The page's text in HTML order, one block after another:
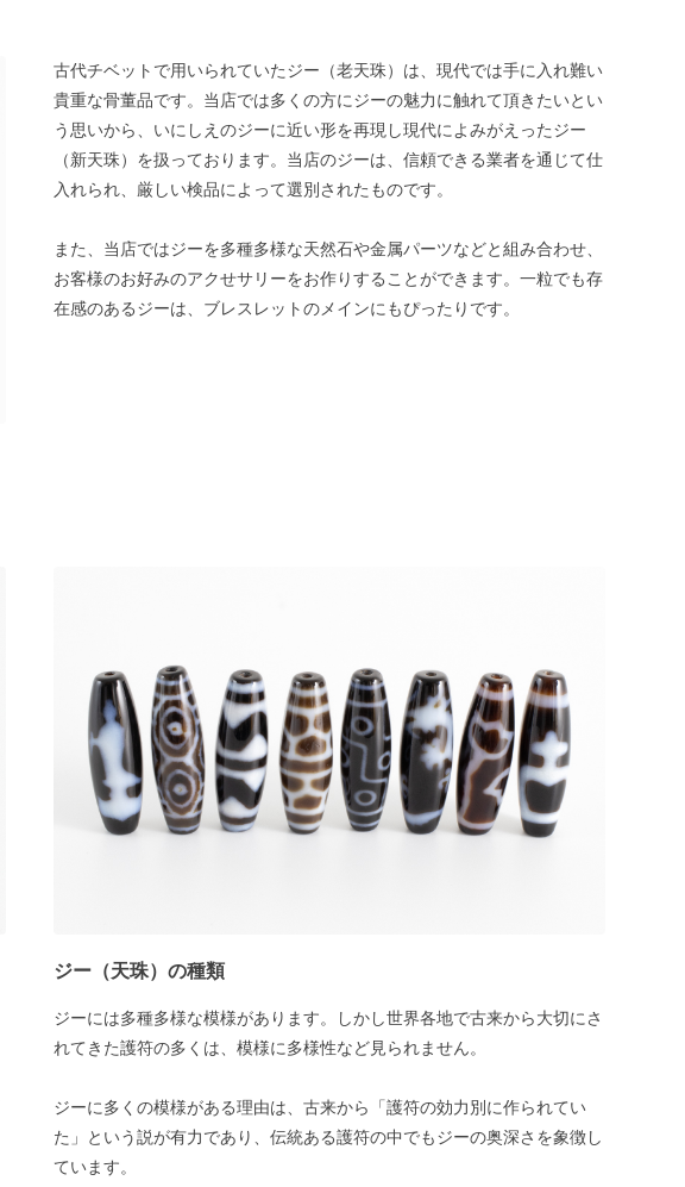
古代チベットで用いられていたジー（老天珠）は、現代では手に入れ難い
貴重な骨董品です。当店では多くの方にジーの魅力に触れて頂きたいとい
う思いから、いにしえのジーに近い形を再現し現代によみがえったジー
（新天珠）を扱っております。当店のジーは、信頼できる業者を通じて仕
入れられ、厳しい検品によって選別されたものです。
また、当店ではジーを多種多様な天然石や金属パーツなどと組み合わせ、
お客様のお好みのアクせサリーをお作りすることができます。一粒でも存
在感のあるジーは、ブレスレットのメインにもぴったりです。
ジー（天珠）の種類
ジーには多種多様な模様があります。しかし世界各地で古来から大切にさ
れてきた護符の多くは、模様に多様性など見られません。
ジーに多くの模様がある理由は、古来から「護符の効力別に作られてい
た」という説が有力であり、伝統ある護符の中でもジーの奥深さを象徴し
ています。